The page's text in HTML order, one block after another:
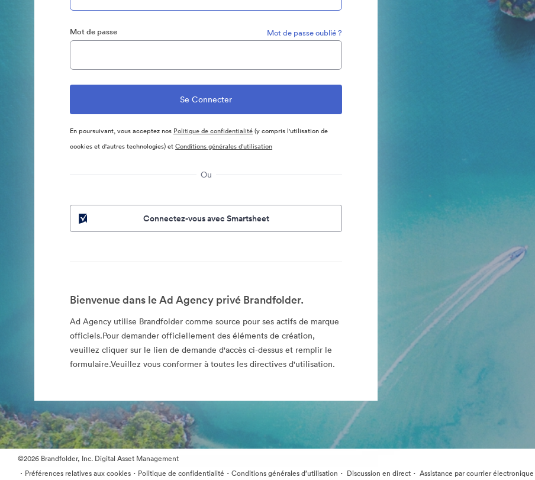
Mot de passe Mot de passe oublié ?
En poursuivant, vous acceptez nos Politique de confidentialité(y compris l'utilisation de
cookies et d'autres technologies) etConditions générales d’utilisation
Ou
Connectez-vous avec Smartsheet
Bienvenue dans le Ad Agency privé Brandfolder.
Ad Agency utilise Brandfolder comme source pour ses actifs de marque
officiels.Pour demander officiellement des éléments de création,
veuillez cliquer sur le lien de demande d'accès ci-dessus et remplir le
formulaire.Veuillez vous conformer à toutes les directives d'utilisation.
©2026 Brandfolder, Inc. Digital Asset Management
· Préférences relatives aux cookies · Politique de confidentialité · Conditions générales d’utilisation · Discussion en direct · Assistance par courrier électronique